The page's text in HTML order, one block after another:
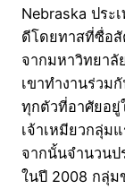
Nebraska ประ
ดีโดยทาสที่ซื่อสั
จากมหาวิทยา
เขาทำงานร่วม
ทุกตัวที่อาศัยอ
เจ้าเหมียวกลุ่ม
จากนั้นจำนวนป
ในปี 2008 กลุ่ม